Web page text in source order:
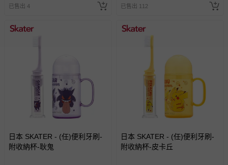
已售出 4
名陪伴成人)
已售出 112
日本 SKATER - (任)便利牙刷-
附收納杯-耿鬼
日本 SKATER - (任)便利牙刷-
附收納杯-皮卡丘